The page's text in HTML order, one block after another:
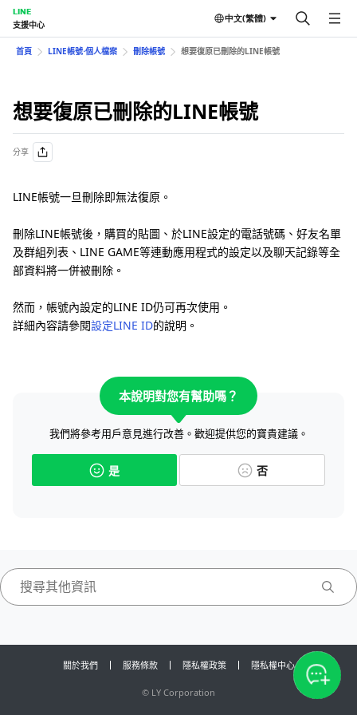
LINE
支援中心
中文(繁體)
首頁 LINE帳號⋅個人檔案 刪除帳號 想要復原已刪除的LINE帳號
想要復原已刪除的LINE帳號
分享
LINE帳號一旦刪除即無法復原。
刪除LINE帳號後，購買的貼圖、於LINE設定的電話號碼、好友名單
及群組列表、LINE GAME等連動應用程式的設定以及聊天記錄等全
部資料將一併被刪除。
然而，帳號內設定的LINE ID仍可再次使用。
詳細內容請參閱設定LINE ID的說明。
本說明對您有幫助嗎？
我們將參考用戶意見進行改善。歡迎提供您的寶貴建議。
是 否
關於我們 服務條款 隱私權政策 隱私權中心
© LY Corporation